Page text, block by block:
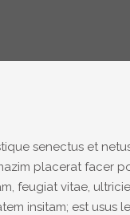
senectus et
placerat facer
feugiat vitae,
insitam; est usus